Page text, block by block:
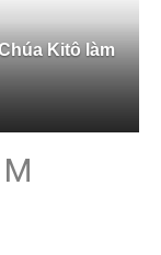
Kitô làm